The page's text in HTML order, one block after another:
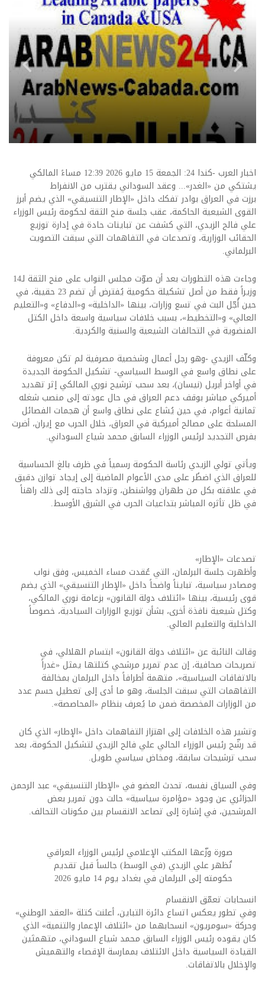
اخبار العرب -كندا 24: الجمعة 15 مايو 2026 12:39 مساءً المالكي
يشتكي من «الغدر»... وعقد السوداني يقترب من الانفراط
برزت في العراق بوادر تفكك داخل «الإطار التنسيقي» الذي يضم أبرز
القوى الشيعية الحاكمة، عقب جلسة منح الثقة لحكومة رئيس الوزراء
علي فالح الزيدي، التي كشفت عن تباينات حادة في إدارة توزيع
الحقائب الوزارية، وتصدعات في التفاهمات التي سبقت التصويت
البرلماني.
وجاءت هذه التطورات بعد أن صوّت مجلس النواب على منح الثقة لـ14
وزيراً فقط من أصل تشكيلة حكومية يُفترض أن تضم 23 حقيبة، في
حين أُجّل البت في تسع وزارات، بينها «الداخلية» و«الدفاع» و«التعليم
العالي» و«التخطيط»، بسبب خلافات سياسية واسعة داخل الكتل
المنضوية في التحالفات الشيعية والسنية والكردية.
وكلّف الزيدي -وهو رجل أعمال وشخصية مصرفية لم تكن معروفة
على نطاق واسع في الوسط السياسي- تشكيل الحكومة الجديدة
في أواخر أبريل (نيسان)، بعد سحب ترشيح نوري المالكي إثر تهديد
أميركي مباشر بوقف دعم العراق في حال عودته إلى منصب شغله
ثمانية أعوام، في حين يُشاع على نطاق واسع أن هجمات الفصائل
المسلحة على مصالح أميركية في العراق، خلال الحرب مع إيران، أضرت
بفرص التجديد لرئيس الوزراء السابق محمد شياع السوداني.
ويأتي تولي الزيدي رئاسة الحكومة رسمياً في ظرف بالغ الحساسية
للعراق الذي اضطُر على مدى الأعوام الماضية إلى إيجاد توازن دقيق
في علاقته بكل من طهران وواشنطن، وتزداد حاجته إلى ذلك راهناً
في ظل تأثره المباشر بتداعيات الحرب في الشرق الأوسط.
تصدعات «الإطار»
وأظهرت جلسة البرلمان، التي عُقدت مساء الخميس، وفق نواب
ومصادر سياسية، تبايناً واضحاً داخل «الإطار التنسيقي» الذي يضم
قوى رئيسية، بينها «ائتلاف دولة القانون» بزعامة نوري المالكي،
وكتل شيعية نافذة أخرى، بشأن توزيع الوزارات السيادية، خصوصاً
الداخلية والتعليم العالي.
وقالت النائبة عن «ائتلاف دولة القانون» ابتسام الهلالي، في
تصريحات صحافية، إن عدم تمرير مرشحي كتلتها يمثل «غدراً
بالاتفاقات السياسية»، متهمة أطرافاً داخل البرلمان بمخالفة
التفاهمات التي سبقت الجلسة، وهو ما أدى إلى تعطيل حسم عدد
من الوزارات المخصصة ضمن ما يُعرف بنظام «المحاصصة».
وتشير هذه الخلافات إلى اهتزاز التفاهمات داخل «الإطار» الذي كان
قد رشّح رئيس الوزراء الحالي علي فالح الزيدي لتشكيل الحكومة، بعد
سحب ترشيحات سابقة، ومخاض سياسي طويل.
وفي السياق نفسه، تحدث العضو في «الإطار التنسيقي» عبد الرحمن
الجزائري عن وجود «مؤامرة سياسية» حالت دون تمرير بعض
المرشحين، في إشارة إلى تصاعد الانقسام بين مكونات التحالف.
صورة وزّعها المكتب الإعلامي لرئيس الوزراء العراقي
تُظهر علي الزيدي (في الوسط) جالساً قبل تقديم
حكومته إلى البرلمان في بغداد يوم 14 مايو 2026
انسحابات تعمّق الانقسام
وفي تطور يعكس اتساع دائرة التباين، أعلنت كتلة «العقد الوطني»
وحركة «سومريون» انسحابهما من «ائتلاف الإعمار والتنمية» الذي
كان يقوده رئيس الوزراء السابق محمد شياع السوداني، متهمتَين
القيادة السياسية داخل الائتلاف بممارسة الإقصاء والتهميش
والإخلال بالاتفاقات.